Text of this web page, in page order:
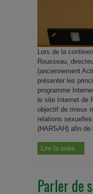
Lors de la
Rousseau,
(anciennement
présenter les
programme
le site Internet de
objectif de mieux
relations
(HARSAH) afin de
Lire la suite...
Parler de